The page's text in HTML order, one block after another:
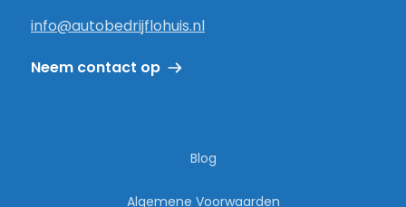
info@autobedrijflohuis.nl
Neem contact op
Blog
Algemene Voorwaarden